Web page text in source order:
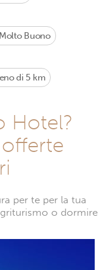
Molto Buono
di 5 km
Hotel?
per te per la tua
o dormire